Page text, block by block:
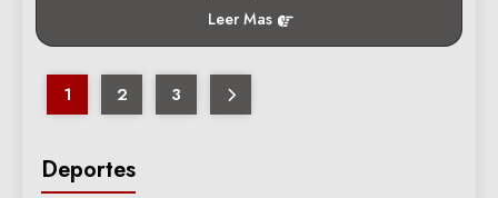
Deportes
Leer Mas
1 2 3